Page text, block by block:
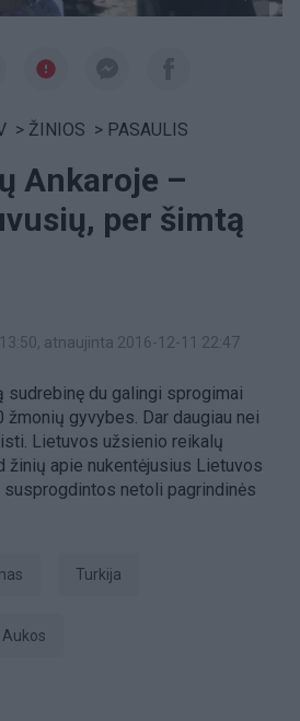
> ŽINIOS > PASAULIS
Ankaroje –
per šimtą
, atnaujinta 2016-12-11 22:47
sudrebinę du galingi sprogimai
žmonių gyvybes. Dar daugiau nei
Lietuvos užsienio reikalų
žinių apie nukentėjusius Lietuvos
netoli pagrindinės
Turkija
aukos